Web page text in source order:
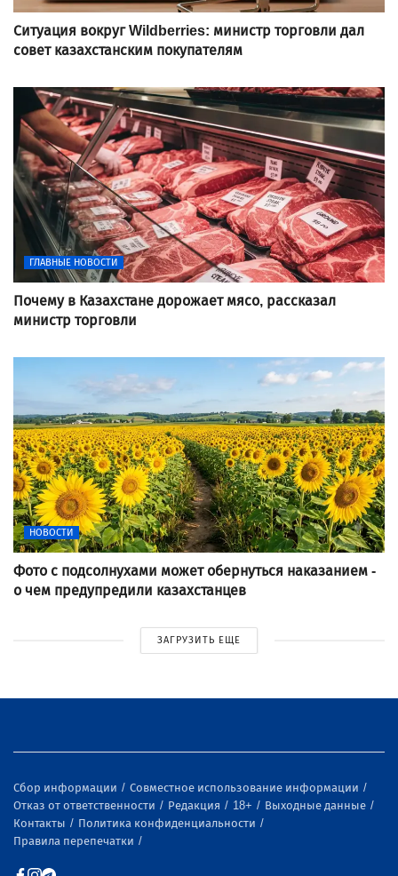
Ситуация вокруг Wildberries: министр торговли дал
совет казахстанским покупателям
ГЛАВНЫЕ НОВОСТИ
Почему в Казахстане дорожает мясо, рассказал
министр торговли
НОВОСТИ
Фото с подсолнухами может обернуться наказанием -
о чем предупредили казахстанцев
ЗАГРУЗИТЬ ЕЩЕ
Сбор информации
Совместное использование информации
Отказ от ответственности
Редакция 18+
Выходные данные
Контакты
Политика конфиденциальности
Правила перепечатки